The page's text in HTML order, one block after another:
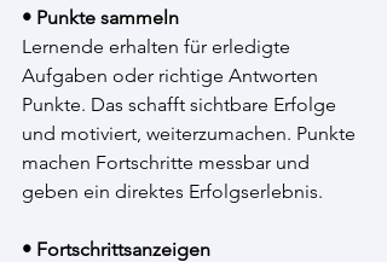
• Punkte sammeln
Lernende erhalten für erledigte
Aufgaben oder richtige Antworten
Punkte. Das schafft sichtbare Erfolge
und motiviert, weiterzumachen. Punkte
machen Fortschritte messbar und
geben ein direktes Erfolgserlebnis.
• Fortschrittsanzeigen